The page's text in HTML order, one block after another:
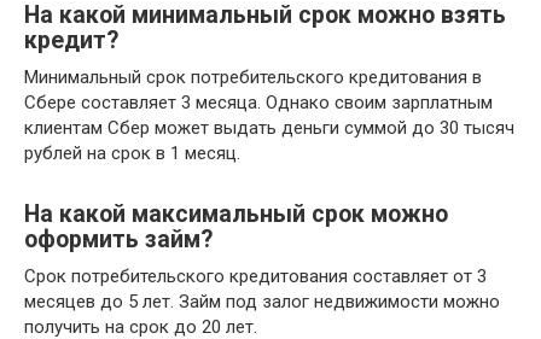
На какой минимальный срок можно взять
кредит?
Минимальный срок потребительского кредитования в
Сбере составляет 3 месяца. Однако своим зарплатным
клиентам Сбер может выдать деньги суммой до 30 тысяч
рублей на срок в 1 месяц.
На какой максимальный срок можно
оформить займ?
Срок потребительского кредитования составляет от 3
месяцев до 5 лет. Займ под залог недвижимости можно
получить на срок до 20 лет.